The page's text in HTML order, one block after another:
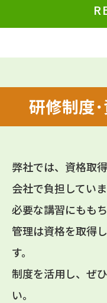
研修制度
弊社では、資格取
会社で負担していま
必要な講習にもも
管理は資格を取得
す。
制度を活用し、ぜ
い。